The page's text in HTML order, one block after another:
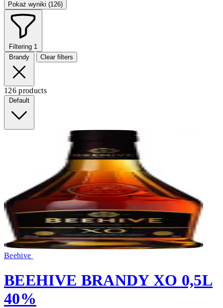
Pokaż wyniki (126)
Filtering 1
Brandy
Clear filters
126 products
Default
Beehive
BEEHIVE BRANDY XO 0,5L
40%